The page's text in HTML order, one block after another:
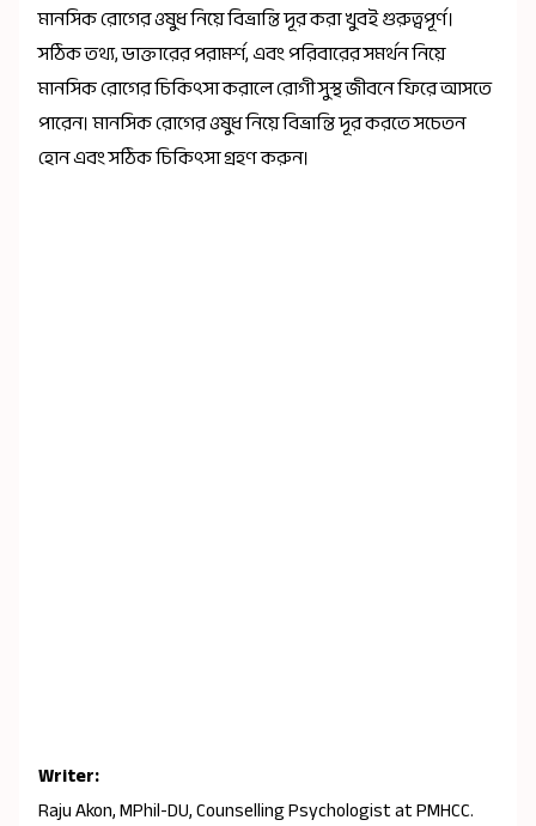
মানসিক রোগের ওষুধ নিয়ে বিভ্রান্তি দূর করা খুবই গুরুত্বপূর্ণ।
সঠিক তথ্য, ডাক্তারের পরামর্শ, এবং পরিবারের সমর্থন নিয়ে
মানসিক রোগের চিকিৎসা করালে রোগী সুস্থ জীবনে ফিরে আসতে
পারেন। মানসিক রোগের ওষুধ নিয়ে বিভ্রান্তি দূর করতে সচেতন
হোন এবং সঠিক চিকিৎসা গ্রহণ করুন।
Writer:
Raju Akon, MPhil-DU, Counselling Psychologist at PMHCC.